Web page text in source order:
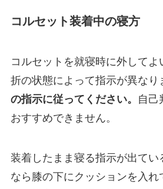
コルセット装着中の寝方
コルセットを就寝時に外してよ
折の状態によって指示が異なり
の指示に従ってください。
自己
おすすめできません。
装着したまま寝る指示が出てい
なら膝の下にクッションを入れ